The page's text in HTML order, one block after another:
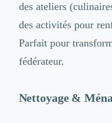
des ateliers
des activités pour
Parfait pour
fédérateur.
Nettoyage &